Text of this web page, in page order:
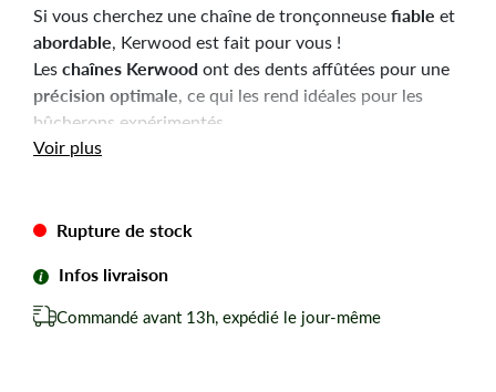
Si vous cherchez une chaîne de tronçonneusefiable et
abordable, Kerwood est fait pour vous !
Leschaînes Kerwoodont des dents affûtées pour une
précision optimale, ce qui les rend idéales pour les
bûcherons expérimentés.
Durabilité
Chaîne tronçonneuse Kerwood pour amateurs avertis
du bûcheronnage.
Pour HOMELITE 340.
Voir plus
Rupture de stock
Infos livraison
Commandé avant 13h, expédié le jour-même